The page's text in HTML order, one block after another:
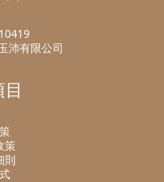
沛有限公司
策
則